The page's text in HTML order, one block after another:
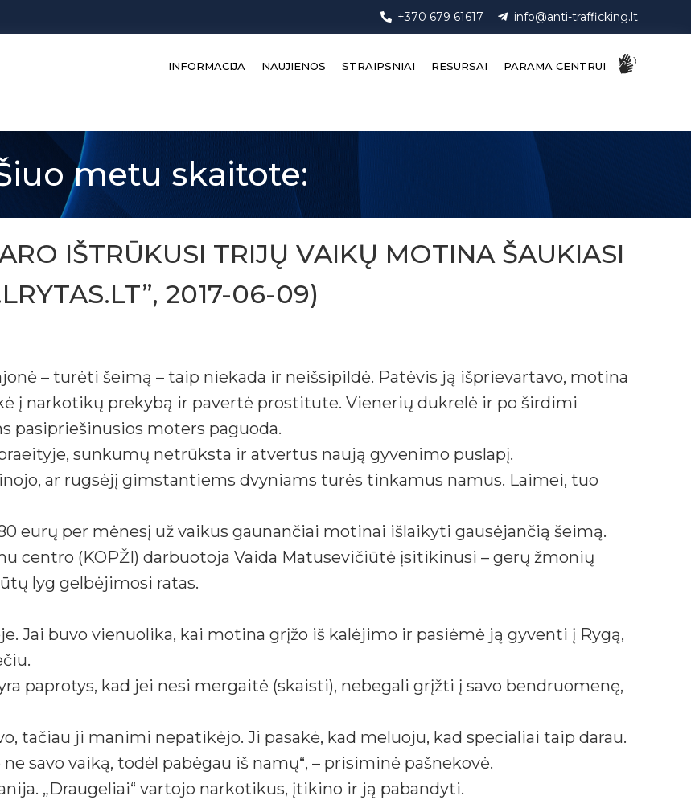
+370 679 61617 info@anti-trafficking.lt
INFORMACIJA NAUJIENOS STRAIPSNIAI RESURSAI PARAMA CENTRUI
metu skaitote:
IŠTRŪKUSI TRIJŲ VAIKŲ MOTINA ŠAUKIASI
2017-06-09)
– turėti šeimą – taip niekada ir neišsipildė. Patėvis ją išprievartavo, motina
į narkotikų prekybą ir pavertė prostitute. Vienerių dukrelė ir po širdimi
pasipriešinusios moters paguoda.
sunkumų netrūksta ir atvertus naują gyvenimo puslapį.
ar rugsėjį gimstantiems dvyniams turės tinkamus namus. Laimei, tuo
eurų per mėnesį už vaikus gaunančiai motinai išlaikyti gausėjančią šeimą.
centro (KOPŽI) darbuotoja Vaida Matusevičiūtė įsitikinusi – gerų žmonių
lyg gelbėjimosi ratas.
Jai buvo vienuolika, kai motina grįžo iš kalėjimo ir pasiėmė ją gyventi į Rygą,
paprotys, kad jei nesi mergaitė (skaisti), nebegali grįžti į savo bendruomenę,
tačiau ji manimi nepatikėjo. Ji pasakė, kad meluoju, kad specialiai taip darau.
savo vaiką, todėl pabėgau iš namų“, – prisiminė pašnekovė.
„Draugeliai“ vartojo narkotikus, įtikino ir ją pabandyti.